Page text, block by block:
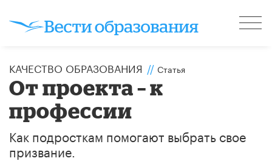
КАЧЕСТВО ОБРАЗОВАНИЯ // Статья
От проекта – к
профессии
Как подросткам помогают выбрать свое
призвание.